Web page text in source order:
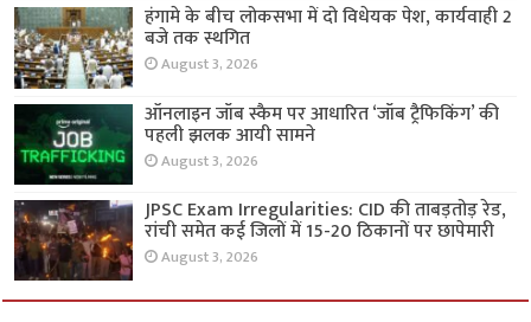
हंगामे के बीच लोकसभा में दो विधेयक पेश, कार्यवाही 2
बजे तक स्थगित
August 3, 2026
ऑनलाइन जॉब स्कैम पर आधारित ‘जॉब ट्रैफिकिंग’ की
पहली झलक आयी सामने
August 3, 2026
JPSC Exam Irregularities: CID की ताबड़तोड़ रेड,
रांची समेत कई जिलों में 15-20 ठिकानों पर छापेमारी
August 3, 2026